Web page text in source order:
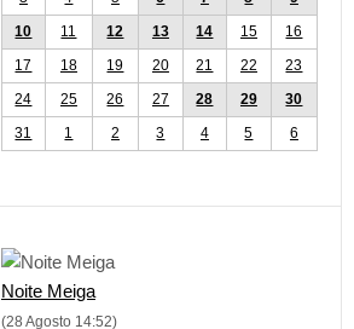
10
11 12 13 14 15
16
17
18 19 20 21 22
23
24
25 26 27 28 29
30
31
1 2 3 4 5 6
Noite Meiga
(28 Agosto 14:52)